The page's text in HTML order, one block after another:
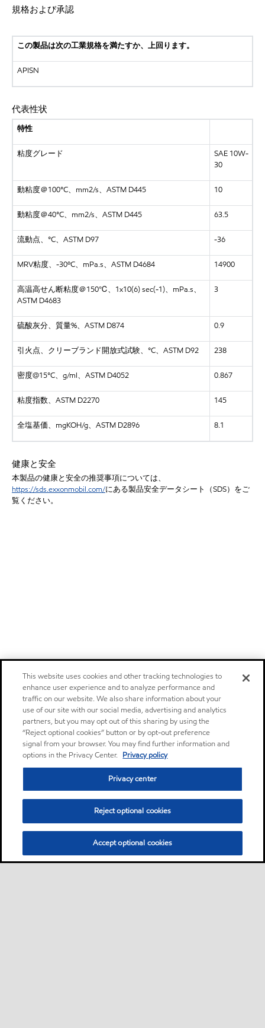
規格および承認
この製品は次の工業規格を満たすか、上回ります。
APISN
代表性状
特性
粘度グレード
SAE 10W-
30
動粘度＠100°C、mm2/s、ASTM D445 10
動粘度＠40°C、mm2/s、ASTM D445 63.5
流動点、°C、ASTM D97 -36
MRV粘度、-30ºC、mPa.s、ASTM D4684 14900
高温高せん断粘度＠150℃、1x10(6) sec(-1)、mPa.s、
ASTM D4683
3
硫酸灰分、質量%、ASTM D874 0.9
引火点、クリーブランド開放式試験、°C、ASTM D92 238
密度@15°C、g/ml、ASTM D4052 0.867
粘度指数、ASTM D2270 145
全塩基価、mgKOH/g、ASTM D2896 8.1
健康と安全
本製品の健康と安全の推奨事項については、
https://sds.exxonmobil.com/にある製品安全データシート（SDS）をご
覧ください。
This website uses cookies and other tracking technologies to
enhance user experience and to analyze performance and
traffic on our website. We also share information about your
use of our site with our social media, advertising and analytics
partners, but you may opt out of this sharing by using the
“Reject optional cookies” button or by opt-out preference
signal from your browser. You may find further information and
options in the Privacy Center. Privacy policy
Privacy center
Reject optional cookies
Accept optional cookies